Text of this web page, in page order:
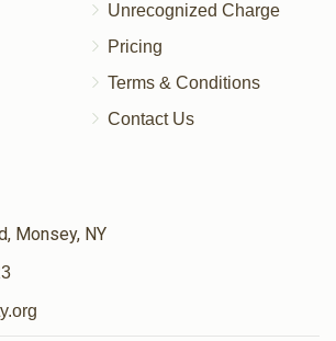
Unrecognized Charge
Pricing
Terms & Conditions
Contact Us
Monsey, NY